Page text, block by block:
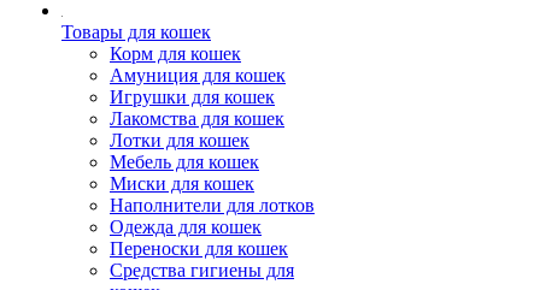
Товары для кошек
Корм для кошек
Амуниция для кошек
Игрушки для кошек
Лакомства для кошек
Лотки для кошек
Мебель для кошек
Миски для кошек
Наполнители для лотков
Одежда для кошек
Переноски для кошек
Средства гигиены для